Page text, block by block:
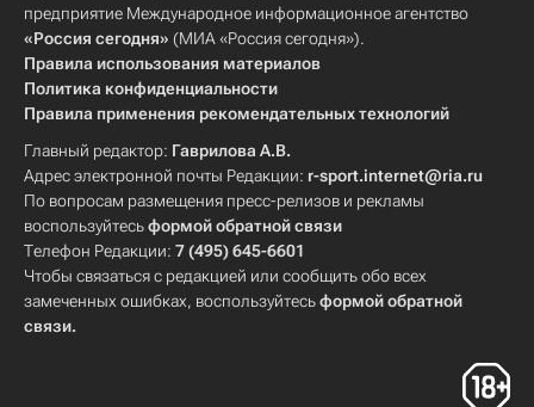
предприятие Международное информационное агентство
«Россия сегодня» (МИА «Россия сегодня»).
Правила использования материалов
Политика конфиденциальности
Правила применения рекомендательных технологий
Главный редактор: Гаврилова А.В.
Адрес электронной почты Редакции: r-sport.internet@ria.ru
По вопросам размещения пресс-релизов и рекламы
воспользуйтесьформой обратной связи
Телефон Редакции: 7 (495) 645-6601
Чтобы связаться с редакцией или сообщить обо всех
замеченных ошибках, воспользуйтесьформой обратной
связи.